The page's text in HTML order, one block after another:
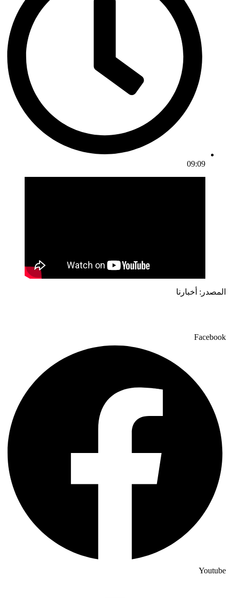
09:09
المصدر: أخبارنا
Facebook
Youtube